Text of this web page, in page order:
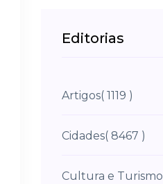
Editorias
Artigos( 1119 )
Cidades( 8467 )
Cultura e Turismo